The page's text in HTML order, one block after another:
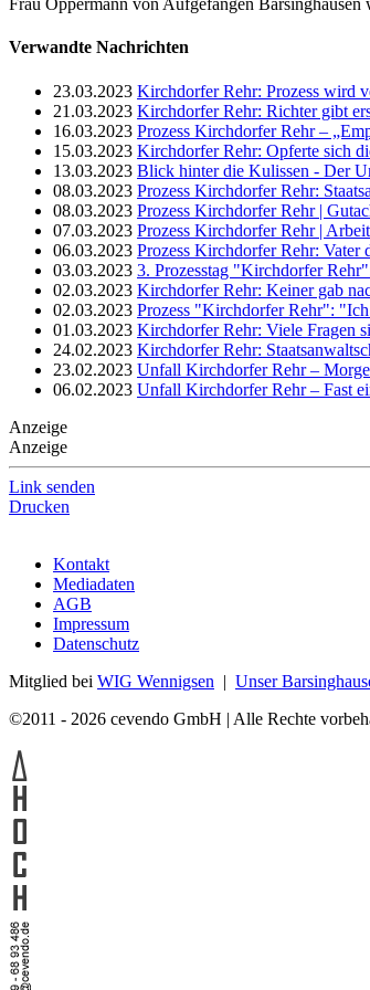
Frau Oppermann von Aufgefangen
Verwandte Nachrichten
23.03.2023 Kirchdorfer Rehr: Prozess wird
21.03.2023 Kirchdorfer Rehr: Richter gibt
16.03.2023 Prozess Kirchdorfer Rehr –
15.03.2023 Kirchdorfer Rehr: Opferte sich
13.03.2023 Blick hinter die Kulissen - Der
08.03.2023 Prozess Kirchdorfer Rehr:
08.03.2023 Prozess Kirchdorfer Rehr |
07.03.2023 Prozess Kirchdorfer Rehr |
06.03.2023 Prozess Kirchdorfer Rehr: Vater
03.03.2023 3. Prozesstag "Kirchdorfer
02.03.2023 Kirchdorfer Rehr: Keiner gab
02.03.2023 Prozess "Kirchdorfer Rehr":
01.03.2023 Kirchdorfer Rehr: Viele Fragen
24.02.2023 Kirchdorfer Rehr:
23.02.2023 Unfall Kirchdorfer Rehr –
06.02.2023 Unfall Kirchdorfer Rehr – Fast
Anzeige
Anzeige
Link senden
Drucken
Kontakt
Mediadaten
AGB
Impressum
Datenschutz
Mitglied bei WIG Wennigsen | Unser
©2011 - 2026 cevendo GmbH | Alle Rechte